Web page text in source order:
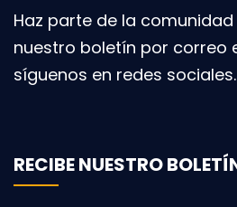
Haz parte de la comunidad
nuestro boletín por correo
síguenos en redes sociales.
RECIBE NUESTRO